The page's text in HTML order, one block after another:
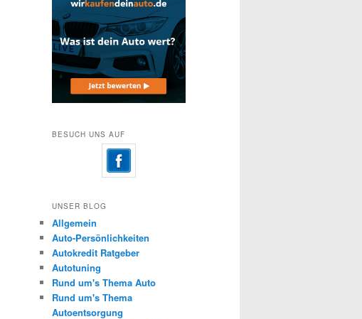
BESUCH UNS AUF
UNSER BLOG
Allgemein
Auto-Persönlichkeiten
Autokredit Ratgeber
Autotuning
Rund um's Thema Auto
Rund um's Thema
Autoentsorgung